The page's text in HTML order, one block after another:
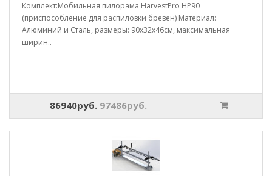
Комплект:Мобильная пилорама HarvestPro HP90
(приспособление для распиловки бревен) Материал:
Алюминий и Сталь, размеры: 90x32x46см, максимальная
ширин..
86940руб. 97486руб.